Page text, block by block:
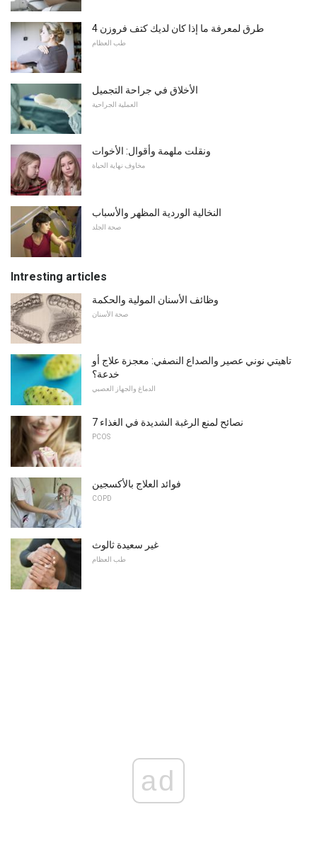
4 طرق لمعرفة ما إذا كان لديك كتف فروزن
طب العظام
الأخلاق في جراحة التجميل
العملية الجراحية
ونقلت ملهمة وأقوال: الأخوات
مخاوف نهاية الحياة
النخالية الوردية المظهر والأسباب
صحة الجلد
Intresting articles
وظائف الأسنان المولية والحكمة
صحة الأسنان
تاهيتي نوني عصير والصداع النصفي: معجزة علاج أو
خدعة؟
الدماغ والجهاز العصبي
7 نصائح لمنع الرغبة الشديدة في الغذاء
PCOS
فوائد العلاج بالأكسجين
COPD
غير سعيدة ثالوث
طب العظام
ad